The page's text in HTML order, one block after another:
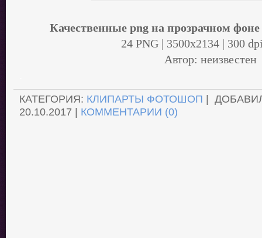
Качественные png на прозрачном фоне
24 PNG | 3500x2134 | 300
Автор: неизвестен
КАТЕГОРИЯ: КЛИПАРТЫ ФОТОШОП |
20.10.2017 | КОММЕНТАРИИ (0)